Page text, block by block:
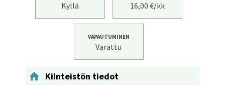
Kyllä 16,00 €/kk
VAPAUTUMINEN
Varattu
 Kiinteistön tiedot